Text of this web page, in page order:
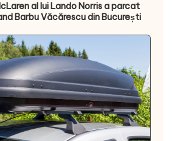
al lui Lando Norris a parcat
Barbu Văcărescu din București